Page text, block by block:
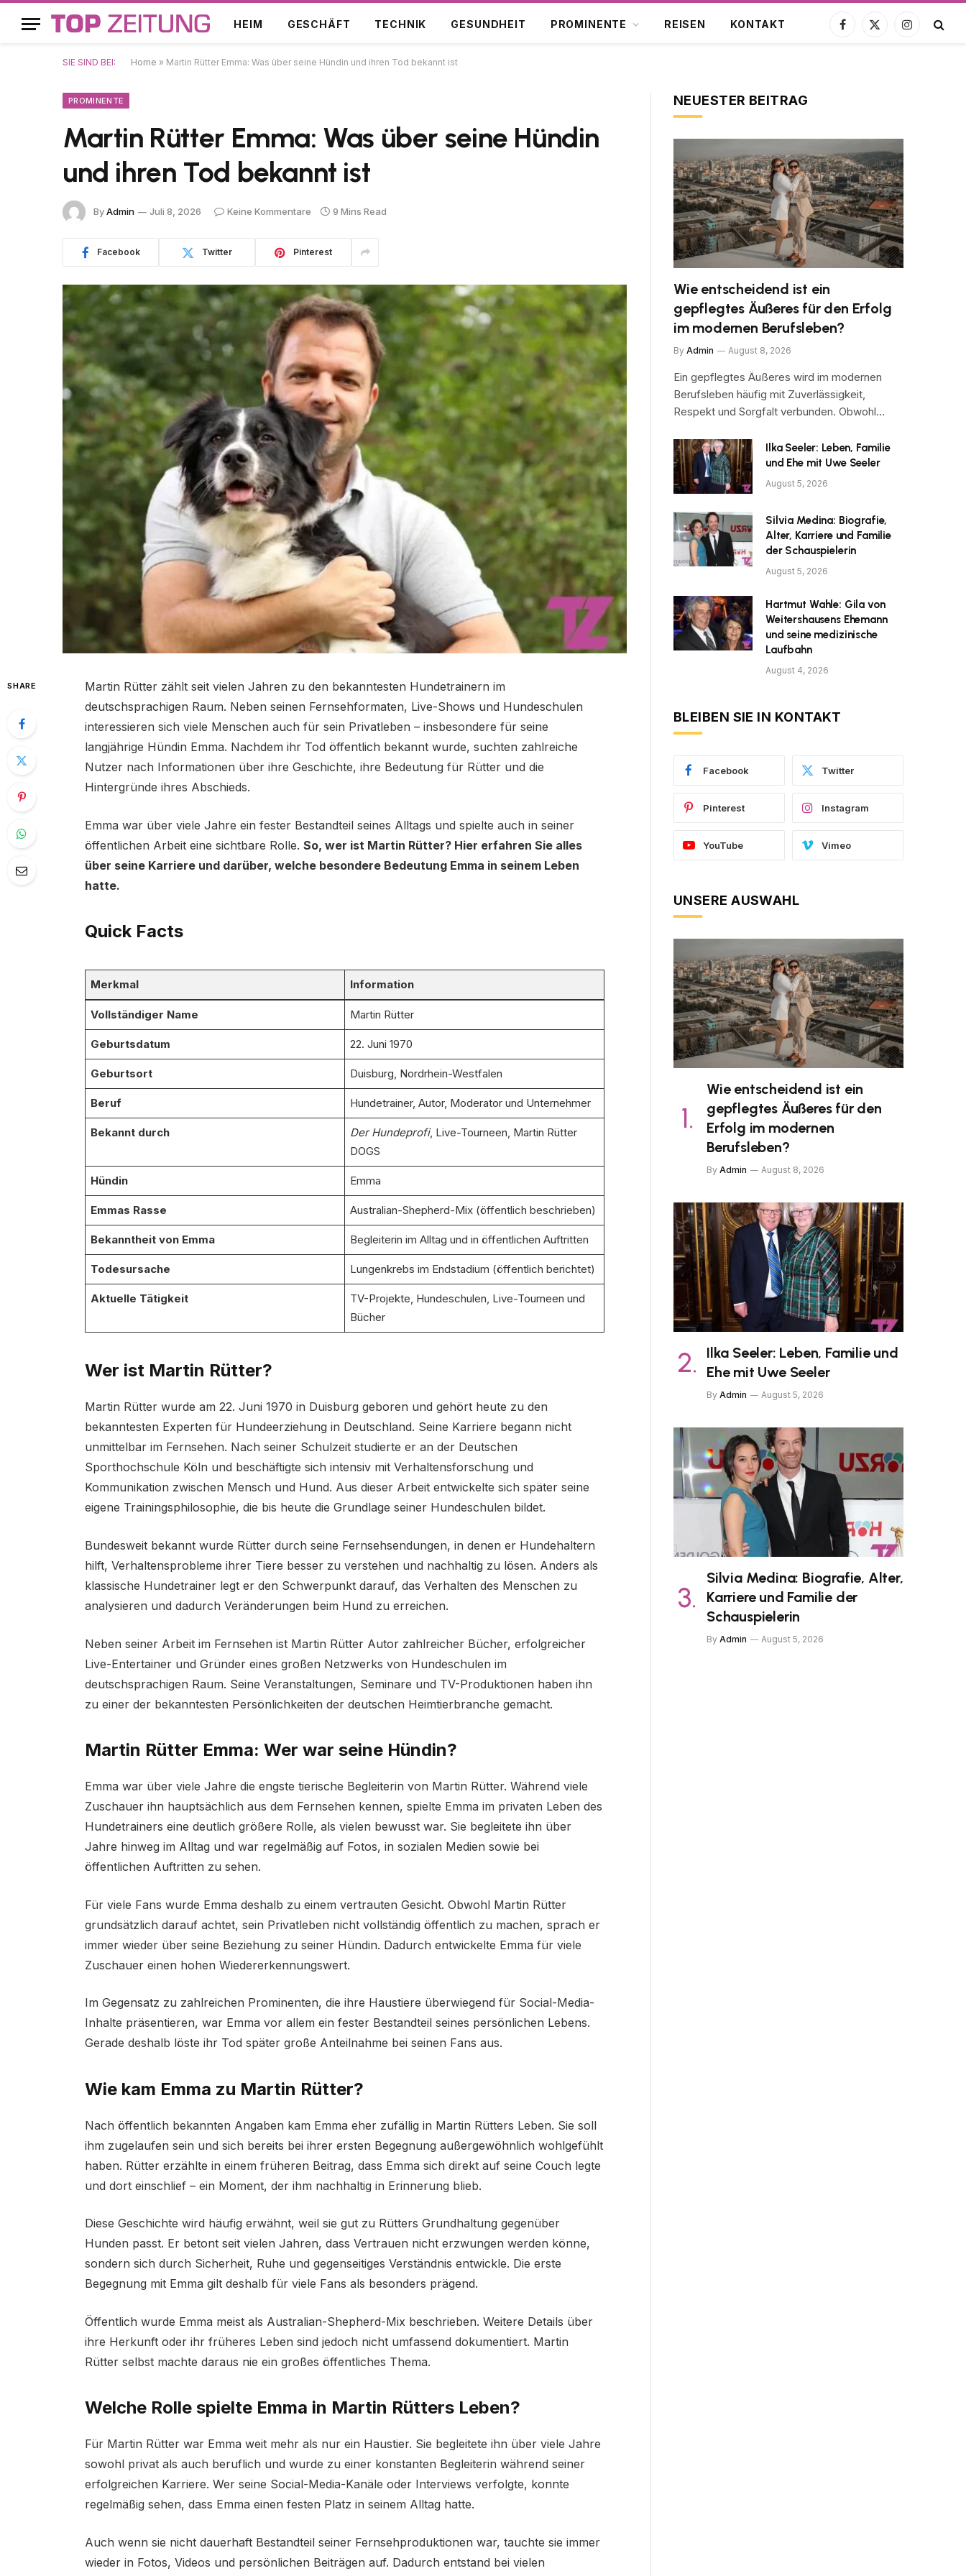
HEIM GESCHÄFT TECHNIK GESUNDHEIT PROMINENTE REISEN KONTAKT
Facebook
X
Instagram
SIE SIND BEI: Home » Martin Rütter Emma: Was über seine Hündin und ihren Tod bekannt ist
PROMINENTE
Martin Rütter Emma: Was über seine Hündin
und ihren Tod bekannt ist
ByAdmin Juli 8, 2026 Keine Kommentare 9 Mins Read
Facebook Twitter Pinterest
SHARE
Martin Rütter zählt seit vielen Jahren zu den bekanntesten Hundetrainern im
deutschsprachigen Raum. Neben seinen Fernsehformaten, Live-Shows und Hundeschulen
interessieren sich viele Menschen auch für sein Privatleben – insbesondere für seine
langjährige Hündin Emma. Nachdem ihr Tod öffentlich bekannt wurde, suchten zahlreiche
Nutzer nach Informationen über ihre Geschichte, ihre Bedeutung für Rütter und die
Hintergründe ihres Abschieds.
Emma war über viele Jahre ein fester Bestandteil seines Alltags und spielte auch in seiner
öffentlichen Arbeit eine sichtbare Rolle. So, wer ist Martin Rütter? Hier erfahren Sie alles
über seine Karriere und darüber, welche besondere Bedeutung Emma in seinem Leben
hatte.
Quick Facts
Merkmal Information
Vollständiger Name Martin Rütter
Geburtsdatum 22. Juni 1970
Geburtsort Duisburg, Nordrhein-Westfalen
Beruf Hundetrainer, Autor, Moderator und Unternehmer
Bekannt durch Der Hundeprofi, Live-Tourneen, Martin Rütter
DOGS
Hündin Emma
Emmas Rasse Australian-Shepherd-Mix (öffentlich beschrieben)
Bekanntheit von Emma Begleiterin im Alltag und in öffentlichen Auftritten
Todesursache Lungenkrebs im Endstadium (öffentlich berichtet)
Aktuelle Tätigkeit
TV-Projekte, Hundeschulen, Live-Tourneen und
Bücher
Wer ist Martin Rütter?
Martin Rütter wurde am 22. Juni 1970 in Duisburg geboren und gehört heute zu den
bekanntesten Experten für Hundeerziehung in Deutschland. Seine Karriere begann nicht
unmittelbar im Fernsehen. Nach seiner Schulzeit studierte er an der Deutschen
Sporthochschule Köln und beschäftigte sich intensiv mit Verhaltensforschung und
Kommunikation zwischen Mensch und Hund. Aus dieser Arbeit entwickelte sich später seine
eigene Trainingsphilosophie, die bis heute die Grundlage seiner Hundeschulen bildet.
Bundesweit bekannt wurde Rütter durch seine Fernsehsendungen, in denen er Hundehaltern
hilft, Verhaltensprobleme ihrer Tiere besser zu verstehen und nachhaltig zu lösen. Anders als
klassische Hundetrainer legt er den Schwerpunkt darauf, das Verhalten des Menschen zu
analysieren und dadurch Veränderungen beim Hund zu erreichen.
Neben seiner Arbeit im Fernsehen ist Martin Rütter Autor zahlreicher Bücher, erfolgreicher
Live-Entertainer und Gründer eines großen Netzwerks von Hundeschulen im
deutschsprachigen Raum. Seine Veranstaltungen, Seminare und TV-Produktionen haben ihn
zu einer der bekanntesten Persönlichkeiten der deutschen Heimtierbranche gemacht.
Martin Rütter Emma: Wer war seine Hündin?
Emma war über viele Jahre die engste tierische Begleiterin von Martin Rütter. Während viele
Zuschauer ihn hauptsächlich aus dem Fernsehen kennen, spielte Emma im privaten Leben des
Hundetrainers eine deutlich größere Rolle, als vielen bewusst war. Sie begleitete ihn über
Jahre hinweg im Alltag und war regelmäßig auf Fotos, in sozialen Medien sowie bei
öffentlichen Auftritten zu sehen.
Für viele Fans wurde Emma deshalb zu einem vertrauten Gesicht. Obwohl Martin Rütter
grundsätzlich darauf achtet, sein Privatleben nicht vollständig öffentlich zu machen, sprach er
immer wieder über seine Beziehung zu seiner Hündin. Dadurch entwickelte Emma für viele
Zuschauer einen hohen Wiedererkennungswert.
Im Gegensatz zu zahlreichen Prominenten, die ihre Haustiere überwiegend für Social-Media-
Inhalte präsentieren, war Emma vor allem ein fester Bestandteil seines persönlichen Lebens.
Gerade deshalb löste ihr Tod später große Anteilnahme bei seinen Fans aus.
Wie kam Emma zu Martin Rütter?
Nach öffentlich bekannten Angaben kam Emma eher zufällig in Martin Rütters Leben. Sie soll
ihm zugelaufen sein und sich bereits bei ihrer ersten Begegnung außergewöhnlich wohlgefühlt
haben. Rütter erzählte in einem früheren Beitrag, dass Emma sich direkt auf seine Couch legte
und dort einschlief – ein Moment, der ihm nachhaltig in Erinnerung blieb.
Diese Geschichte wird häufig erwähnt, weil sie gut zu Rütters Grundhaltung gegenüber
Hunden passt. Er betont seit vielen Jahren, dass Vertrauen nicht erzwungen werden könne,
sondern sich durch Sicherheit, Ruhe und gegenseitiges Verständnis entwickle. Die erste
Begegnung mit Emma gilt deshalb für viele Fans als besonders prägend.
Öffentlich wurde Emma meist als Australian-Shepherd-Mix beschrieben. Weitere Details über
ihre Herkunft oder ihr früheres Leben sind jedoch nicht umfassend dokumentiert. Martin
Rütter selbst machte daraus nie ein großes öffentliches Thema.
Welche Rolle spielte Emma in Martin Rütters Leben?
Für Martin Rütter war Emma weit mehr als nur ein Haustier. Sie begleitete ihn über viele Jahre
sowohl privat als auch beruflich und wurde zu einer konstanten Begleiterin während seiner
erfolgreichen Karriere. Wer seine Social-Media-Kanäle oder Interviews verfolgte, konnte
regelmäßig sehen, dass Emma einen festen Platz in seinem Alltag hatte.
Auch wenn sie nicht dauerhaft Bestandteil seiner Fernsehproduktionen war, tauchte sie immer
wieder in Fotos, Videos und persönlichen Beiträgen auf. Dadurch entstand bei vielen
NEUESTER BEITRAG
Wie entscheidend ist ein
gepflegtes Äußeres für den Erfolg
im modernen Berufsleben?
By Admin August 8, 2026
Ein gepflegtes Äußeres wird im modernen
Berufsleben häufig mit Zuverlässigkeit,
Respekt und Sorgfalt verbunden. Obwohl…
Ilka Seeler: Leben, Familie
und Ehe mit Uwe Seeler
August 5, 2026
Silvia Medina: Biografie,
Alter, Karriere und Familie
der Schauspielerin
August 5, 2026
Hartmut Wahle: Gila von
Weitershausens Ehemann
und seine medizinische
Laufbahn
August 4, 2026
BLEIBEN SIE IN KONTAKT
Facebook Twitter
Pinterest Instagram
YouTube Vimeo
UNSERE AUSWAHL
Wie entscheidend ist ein
gepflegtes Äußeres für den
Erfolg im modernen
Berufsleben?
By Admin August 8, 2026
Ilka Seeler: Leben, Familie und
Ehe mit Uwe Seeler
By Admin August 5, 2026
Silvia Medina: Biografie, Alter,
Karriere und Familie der
Schauspielerin
By Admin August 5, 2026